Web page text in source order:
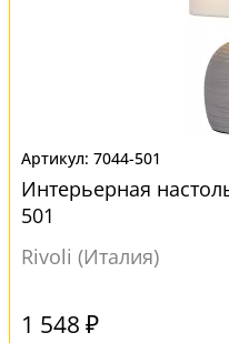
7044-501
Интерьерная
501
Rivoli (Италия)
1 548 ₽